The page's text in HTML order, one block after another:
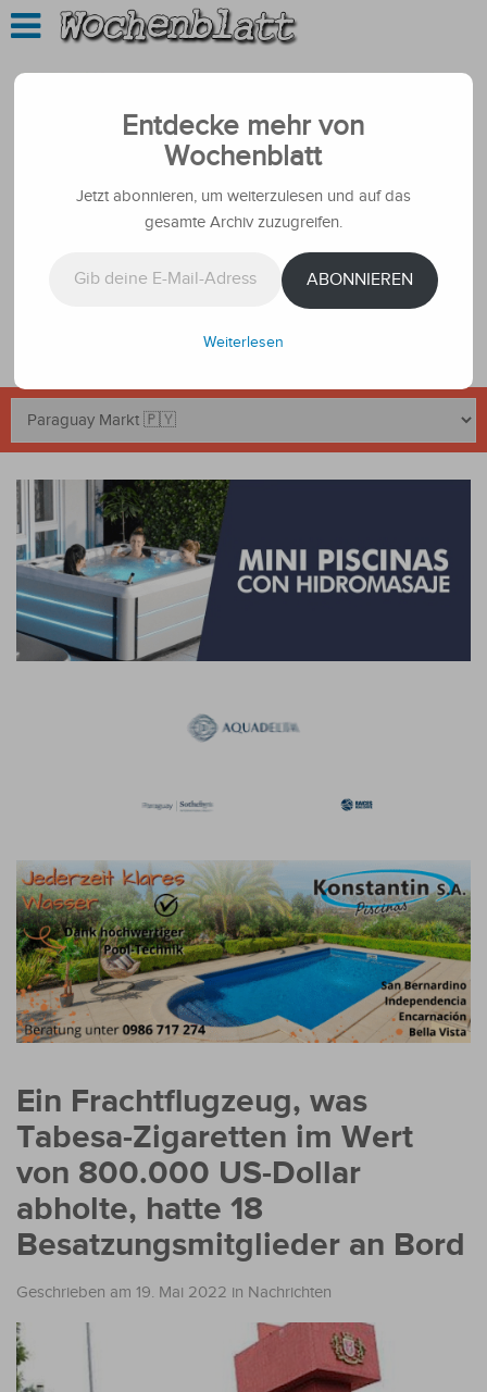
Ein Frachtflugzeug, was
Tabesa-Zigaretten im Wert
von 800.000 US-Dollar
abholte, hatte 18
Besatzungsmitglieder an Bord
Geschrieben am 19. Mai 2022 in Nachrichten
Entdecke mehr von
Wochenblatt
Jetzt abonnieren, um weiterzulesen und auf das
gesamte Archiv zuzugreifen.
ABONNIEREN
Weiterlesen